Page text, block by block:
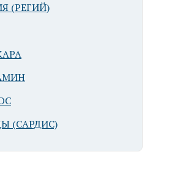
(РЕГИЙ)
(САРДИС)